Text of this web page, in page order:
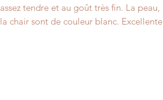
assez tendre et au goût très fin. La peau,
la chair sont de couleur blanc. Excellente